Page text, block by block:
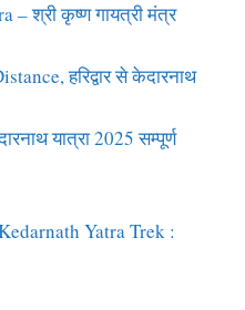
श्री कृष्ण गायत्री मंत्र
हरिद्वार से केदारनाथ
यात्रा 2025 सम्पूर्ण
Yatra Trek :